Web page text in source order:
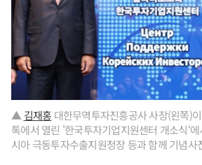
▲ 김재홍 대한무역투자진흥공사 사장(왼쪽)
톡에서 열린 '한국투자기업지원센터 개소식‘
시아 극동투자수출지원청장 등과 함께 기념사